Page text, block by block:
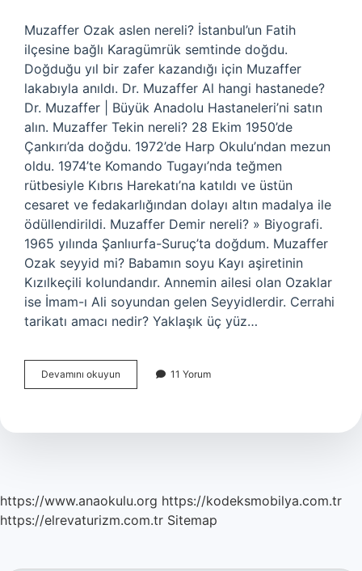
Muzaffer Ozak aslen nereli? İstanbul’un Fatih
ilçesine bağlı Karagümrük semtinde doğdu.
Doğduğu yıl bir zafer kazandığı için Muzaffer
lakabıyla anıldı. Dr. Muzaffer Al hangi hastanede?
Dr. Muzaffer | Büyük Anadolu Hastaneleri’ni satın
alın. Muzaffer Tekin nereli? 28 Ekim 1950’de
Çankırı’da doğdu. 1972’de Harp Okulu’ndan mezun
oldu. 1974’te Komando Tugayı’nda teğmen
rütbesiyle Kıbrıs Harekatı’na katıldı ve üstün
cesaret ve fedakarlığından dolayı altın madalya ile
ödüllendirildi. Muzaffer Demir nereli? » Biyografi.
1965 yılında Şanlıurfa-Suruç’ta doğdum. Muzaffer
Ozak seyyid mi? Babamın soyu Kayı aşiretinin
Kızılkeçili kolundandır. Annemin ailesi olan Ozaklar
ise İmam-ı Ali soyundan gelen Seyyidlerdir. Cerrahi
tarikatı amacı nedir? Yaklaşık üç yüz…
Devamını okuyun Muzaffer
Al
11 Yorum
https://www.anaokulu.org https://kodeksmobilya.com.tr
https://elrevaturizm.com.tr Sitemap